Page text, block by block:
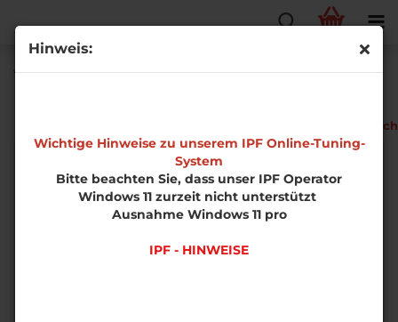
Hinweis:
Wichtige Hinweise zu unserem IPF Online-Tuning-
System
Bitte beachten Sie, dass unser IPF Operator
Windows 11 zurzeit nicht unterstützt
Ausnahme Windows 11 pro
IPF - HINWEISE
Volkswagen Scirocco 3 2.0 TDI CR Phase 1
Software